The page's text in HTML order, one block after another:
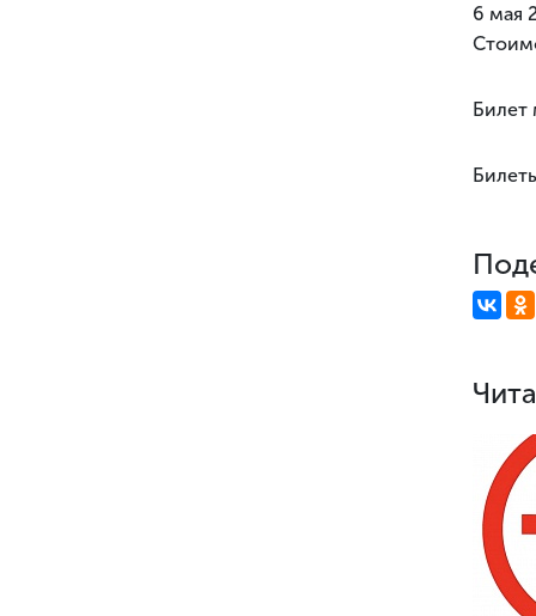
6 мая
Билет